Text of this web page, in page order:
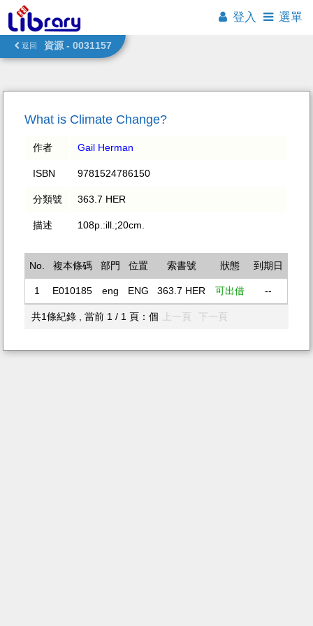
登入 選單
返回 資源 - 0031157
What is Climate Change?
作者 Gail Herman
ISBN 9781524786150
分類號 363.7 HER
描述 108p.:ill.;20cm.
No. 複本條碼 部門 位置 索書號 狀態 到期日
1 E010185 eng ENG 363.7 HER 可出借 --
共1條紀錄 , 當前 1 / 1 頁：個 上一頁 下一頁